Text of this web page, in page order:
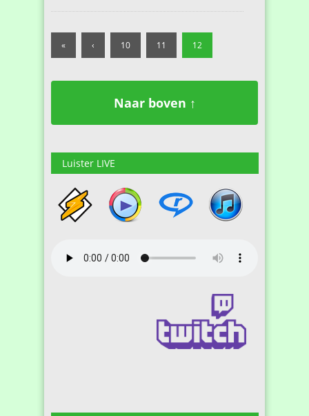
« ‹ 10 11 12
Naar boven ↑
Luister LIVE